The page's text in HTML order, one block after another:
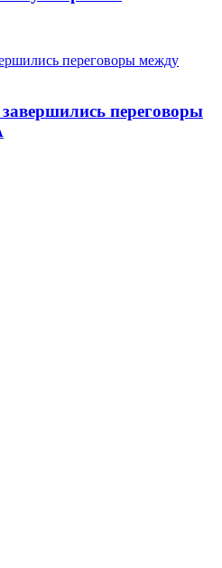
переговоры